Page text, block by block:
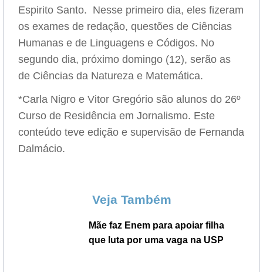
Espirito Santo. Nesse primeiro dia, eles fizeram
os exames de redação, questões de Ciências
Humanas e de Linguagens e Códigos. No
segundo dia, próximo domingo (12), serão as
de Ciências da Natureza e Matemática.
*Carla Nigro e Vitor Gregório são alunos do 26º
Curso de Residência em Jornalismo. Este
conteúdo teve edição e supervisão de Fernanda
Dalmácio.
Veja Também
Mãe faz Enem para apoiar filha
que luta por uma vaga na USP